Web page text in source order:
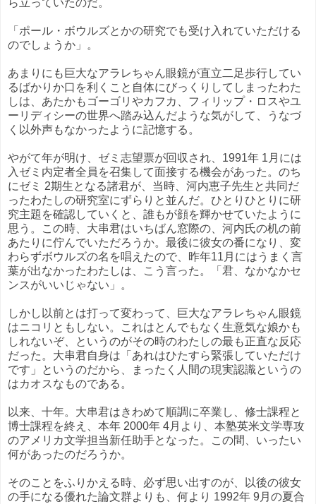
ら立っていたのだ。
「ポール・ボウルズとかの研究でも受け入れていただける
のでしょうか」。
あまりにも巨大なアラレちゃん眼鏡が直立二足歩行してい
るばかりか口を利くこと自体にびっくりしてしまったわた
しは、あたかもゴーゴリやカフカ、フィリップ・ロスやユ
ーリディシーの世界へ踏み込んだような気がして、うなづ
く以外声もなかったように記憶する。
やがて年が明け、ゼミ志望票が回収され、1991年 1月には
入ゼミ内定者全員を召集して面接する機会があった。のち
にゼミ 2期生となる諸君が、当時、河内恵子先生と共同だ
ったわたしの研究室にずらりと並んだ。ひとりひとりに研
究主題を確認していくと、誰もが顔を輝かせていたように
思う。この時、大串君はいちばん窓際の、河内氏の机の前
あたりに佇んでいただろうか。最後に彼女の番になり、変
わらずボウルズの名を唱えたので、昨年11月にはうまく言
葉が出なかったわたしは、こう言った。「君、なかなかセ
ンスがいいじゃない」。
しかし以前とは打って変わって、巨大なアラレちゃん眼鏡
はニコリともしない。これはとんでもなく生意気な娘かも
しれないぞ、というのがその時のわたしの最も正直な反応
だった。大串君自身は「あれはひたすら緊張していただけ
です」というのだから、まったく人間の現実認識というの
はカオスなものである。
以来、十年。大串君はきわめて順調に卒業し、修士課程と
博士課程を終え、本年 2000年 4月より、本塾英米文学専攻
のアメリカ文学担当新任助手となった。この間、いったい
何があったのだろうか。
そのことをふりかえる時、必ず思い出すのが、以後の彼女
の手になる優れた論文群よりも、何より 1992年 9月の夏合